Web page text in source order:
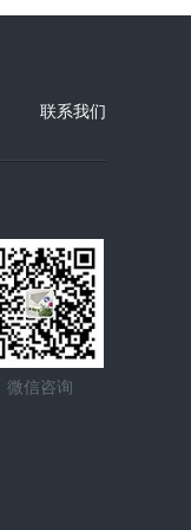
联系我们
微信咨询